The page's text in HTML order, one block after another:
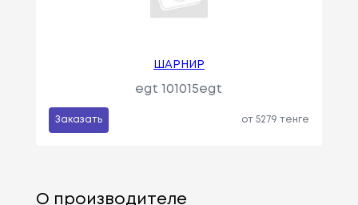
ШАРНИР
egt 101015egt
Заказать от 5279 тенге
О производителе